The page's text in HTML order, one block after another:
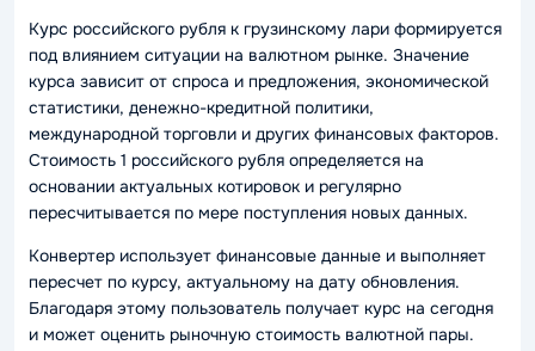
Курс российского рубля к грузинскому лари формируется
под влиянием ситуации на валютном рынке. Значение
курса зависит от спроса и предложения, экономической
статистики, денежно-кредитной политики,
международной торговли и других финансовых факторов.
Стоимость 1 российского рубля определяется на
основании актуальных котировок и регулярно
пересчитывается по мере поступления новых данных.
Конвертер использует финансовые данные и выполняет
пересчет по курсу, актуальному на дату обновления.
Благодаря этому пользователь получает курс на сегодня
и может оценить рыночную стоимость валютной пары.